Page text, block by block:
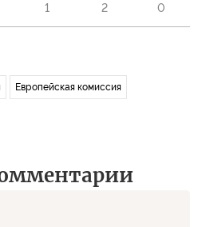
1 2 0
Европейская комиссия